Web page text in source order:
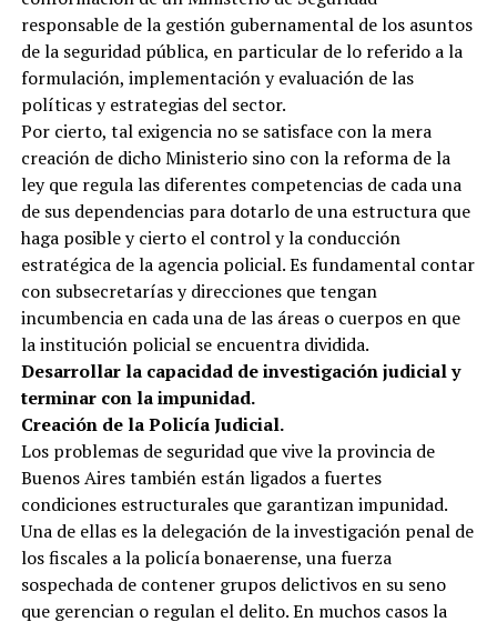
responsable de la gestión gubernamental de los asuntos
de la seguridad pública, en particular de lo referido a la
formulación, implementación y evaluación de las
políticas y estrategias del sector.
Por cierto, tal exigencia no se satisface con la mera
creación de dicho Ministerio sino con la reforma de la
ley que regula las diferentes competencias de cada una
de sus dependencias para dotarlo de una estructura que
haga posible y cierto el control y la conducción
estratégica de la agencia policial. Es fundamental contar
con subsecretarías y direcciones que tengan
incumbencia en cada una de las áreas o cuerpos en que
la institución policial se encuentra dividida.
Desarrollar la capacidad de investigación judicial y
terminar con la impunidad.
Creación de la Policía Judicial.
Los problemas de seguridad que vive la provincia de
Buenos Aires también están ligados a fuertes
condiciones estructurales que garantizan impunidad.
Una de ellas es la delegación de la investigación penal de
los fiscales a la policía bonaerense, una fuerza
sospechada de contener grupos delictivos en su seno
que gerencian o regulan el delito. En muchos casos la